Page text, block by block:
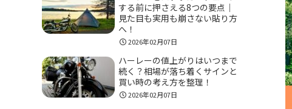
する前に押さえる8つの要点｜
見た目も実用も崩さない貼り方
へ！
2026年02月07日
ハーレーの値上がりはいつまで
続く？相場が落ち着くサインと
買い時の考え方を整理！
2026年02月07日